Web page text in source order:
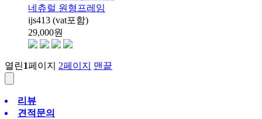
네츄럴 원형프레임
ijs413 (vat포함)
29,000원
열린1페이지 2페이지 맨끝
리뷰
견적문의